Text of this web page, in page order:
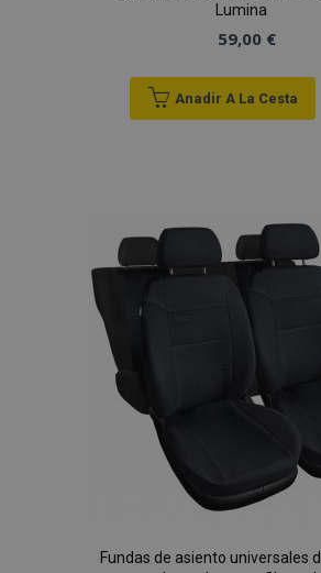
Lumina
59,00 €
Anadir A La Cesta
Fundas de asiento universales